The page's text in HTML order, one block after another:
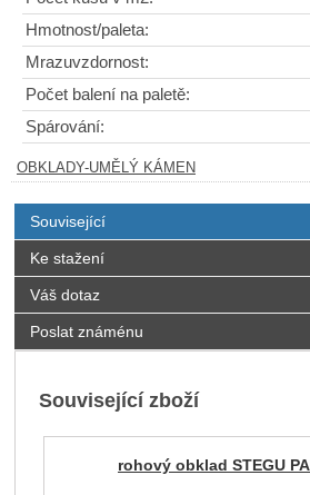
Hmotnost/paleta:
Mrazuvzdornost:
Počet balení na paletě:
Spárování:
OBKLADY-UMĚLÝ KÁMEN
Související
Ke stažení
Váš dotaz
Poslat známénu
Související zboží
rohový obklad STEGU